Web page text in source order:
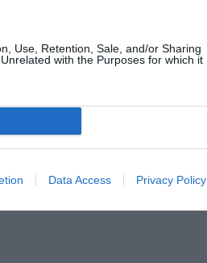
Use, Retention, Sale, and/or Sharing
with the Purposes for which it
Data Access Privacy Policy